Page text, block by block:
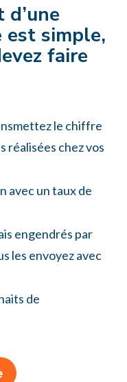
est simple,
faire
le chiffre
réalisées chez vos
avec un taux de
engendrés par
les envoyez avec
de